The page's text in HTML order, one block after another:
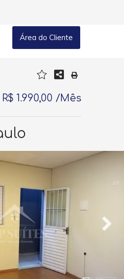
Área do Cliente
R$ 1.990,00 /Mês